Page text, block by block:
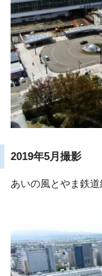
2019年5月撮影
あいの風とやま鉄